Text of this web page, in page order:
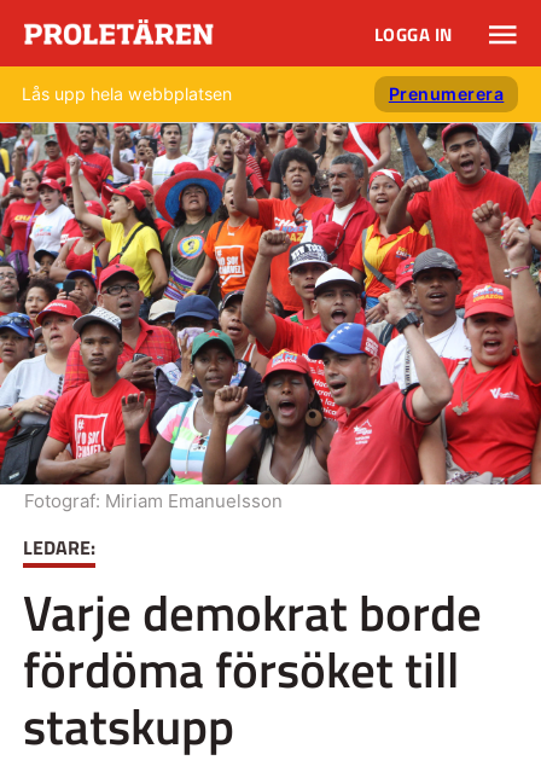
LOGGA IN
Lås upp hela webbplatsen Prenumerera
LEDARE:
Varje demokrat borde
fördöma försöket till
statskupp
Fotograf: Miriam Emanuelsson